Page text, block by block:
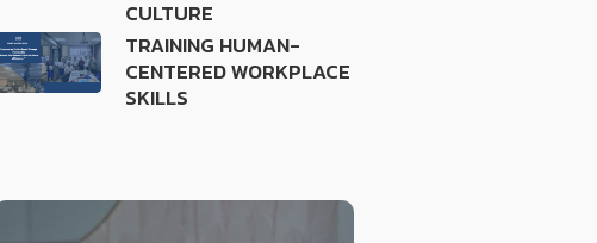
CULTURE
TRAINING HUMAN-
CENTERED WORKPLACE
SKILLS